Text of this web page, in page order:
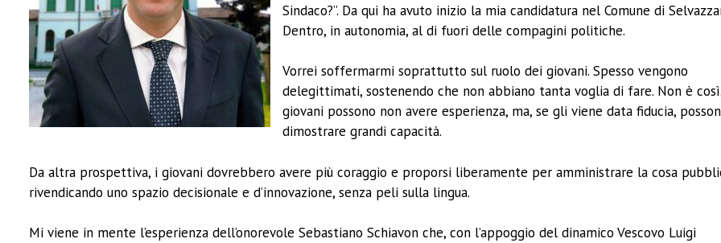
Sindaco?”. Da qui ha avuto inizio la mia candidatura nel Comune di
Dentro, in autonomia, al di fuori delle compagini politiche.
Vorrei soffermarmi soprattutto sul ruolo dei giovani. Spesso vengono
delegittimati, sostenendo che non abbiano tanta voglia di fare. Non è
giovani possono non avere esperienza, ma, se gli viene data fiducia,
dimostrare grandi capacità.
Da altra prospettiva, i giovani dovrebbero avere più coraggio e proporsi liberamente per amministrare la cosa
rivendicando uno spazio decisionale e d’innovazione, senza peli sulla lingua.
Mi viene in mente l’esperienza dell’onorevole Sebastiano Schiavon che, con l’appoggio del dinamico Vescovo Luigi